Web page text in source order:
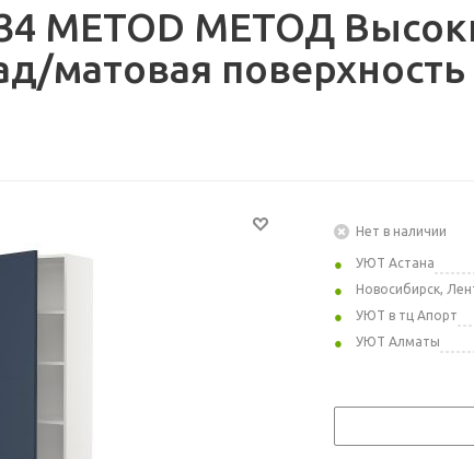
METOD МЕТОД
матовая
Нет в наличии
УЮТ Астана
Новосибирск,
УЮТ в тц Апорт
УЮТ Алматы